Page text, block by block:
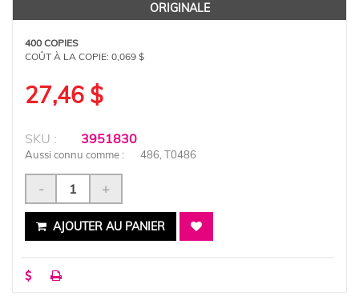
ORIGINALE
400 COPIES
COÛT À LA COPIE: 0,069 $
27,46 $
SKU : 3951830
Aussi connu comme : 486, T0486
- +
AJOUTER AU PANIER